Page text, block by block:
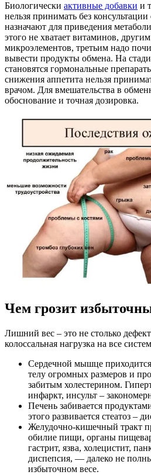
Биологически активные добавки и
нельзя принимать без
назначают для приведения
этого не хватает витаминов,
микроэлементов, третьим надо
вывести продукты обмена. На
становятся гормональные
снижения аппетита нельзя
врачом. Для вмешательства в
обоснование и точная дозировка.
Чем грозит
Лишний вес – это не столько
колоссальная нагрузка на все
Сердечной мышце приходится
телу огромных размеров и
забитым холестерином.
инфаркт, инсульт –
Печень забивается
этого развивается стеатоз –
Желудочно-кишечный тракт
обилие пищи, органы
гастрит, язва, холецистит,
диспепсия, — далеко не
избыточном весе.